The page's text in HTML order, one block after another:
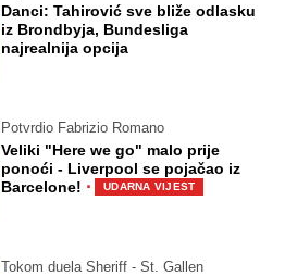
Danci: Tahirović sve bliže odlasku
iz Brondbyja, Bundesliga
najrealnija opcija
Potvrdio Fabrizio Romano
Veliki "Here we go" malo prije
ponoći - Liverpool se pojačao iz
Barcelone! · UDARNA VIJEST
Tokom duela Sheriff - St. Gallen